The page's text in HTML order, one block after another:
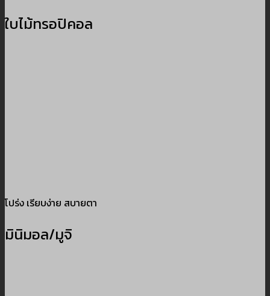
ใบไม้ทรอปิคอล
โปร่ง เรียบง่าย สบายตา
มินิมอล/มูจิ